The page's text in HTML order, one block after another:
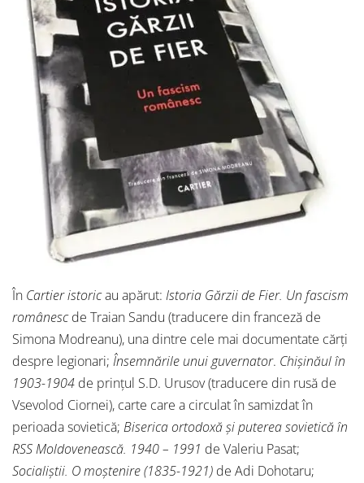
În Cartier istoricau apărut: Istoria Gărzii de Fier. Un fascism
românescde Traian Sandu (traducere din franceză de
Simona Modreanu), una dintre cele mai documentate cărți
despre legionari; Însemnările unui guvernator. Chișinăul în
1903-1904 de prințul S.D. Urusov (traducere din rusă de
Vsevolod Ciornei), carte care a circulat în samizdat în
perioada sovietică; Biserica ortodoxă și puterea sovietică în
RSS Moldovenească. 1940 – 1991 de Valeriu Pasat;
Socialiștii. O moștenire (1835-1921) de Adi Dohotaru;